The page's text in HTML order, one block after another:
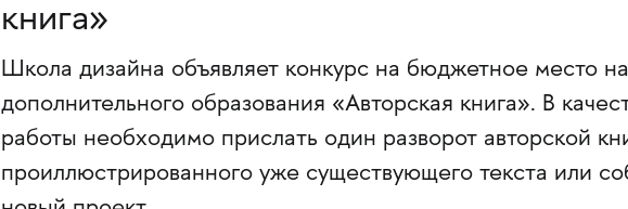
книга»
Школа дизайна объявляет конкурс на бюджетное место
дополнительного образования «Авторская книга». В
работы необходимо прислать один разворот авторской
проиллюстрированного уже существующего текста или